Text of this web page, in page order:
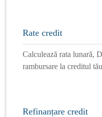
Rate credit
Calculează rata lunară,
rambursare la creditul tău
Refinanțare credit